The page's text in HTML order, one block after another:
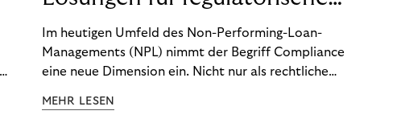
Sicherheit
Im heutigen Umfeld des Non-Performing-Loan-
Managements (NPL) nimmt der Begriff Compliance
eine neue Dimension ein. Nicht nur als rechtliche
Wettbewerbsvorteil. In einem Umfeld steigender
MEHR LESEN